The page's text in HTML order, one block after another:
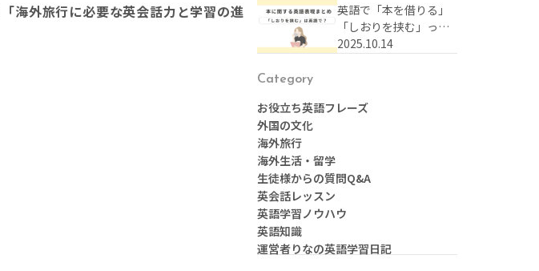
「海外旅行に必要な英会話力と学習の進
英語で「本を借りる」
「しおりを挟む」って
なんて言う？本に関す
2025.10.14
Category
お役立ち英語フレーズ
外国の文化
海外旅行
海外生活・留学
生徒様からの質問Q&A
英会話レッスン
英語学習ノウハウ
英語知識
運営者りなの英語学習日記